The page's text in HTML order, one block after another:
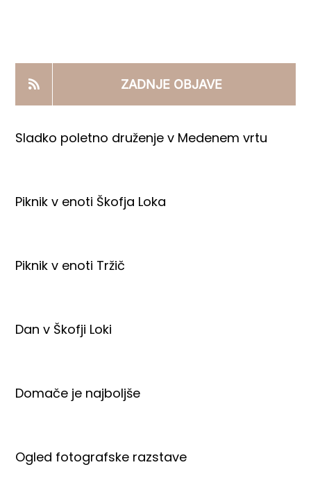
PRODAJNI IZDELKI
AKTUALNO
ZADNJE OBJAVE
Sladko poletno druženje v Medenem vrtu
Piknik v enoti Škofja Loka
Piknik v enoti Tržič
Dan v Škofji Loki
Domače je najboljše
Ogled fotografske razstave